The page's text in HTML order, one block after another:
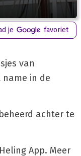
je favoriet
van
in de
achter te
App. Meer